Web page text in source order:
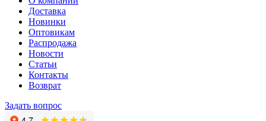
Доставка
Новинки
Оптовикам
Распродажа
Новости
Статьи
Контакты
Возврат
Задать вопрос